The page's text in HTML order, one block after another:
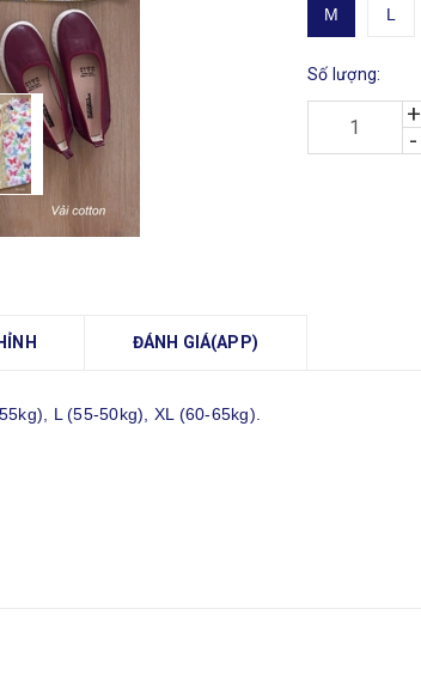
M L
Số lượng:
+
-
ĐÁNH GIÁ(APP)
L (55-50kg), XL (60-65kg).